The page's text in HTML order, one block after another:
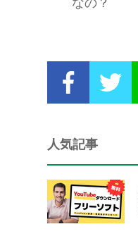
なの？
人気記事